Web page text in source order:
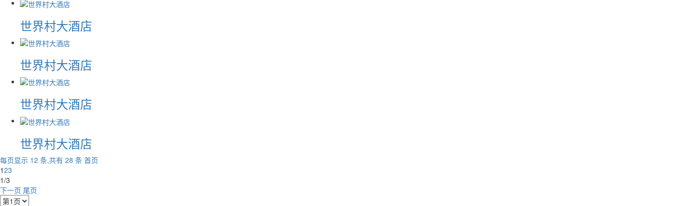
世界村大酒店
世界村大酒店
世界村大酒店
世界村大酒店
每页显示 12 条,共有 28 条 首页
123
1/3
下一页 尾页